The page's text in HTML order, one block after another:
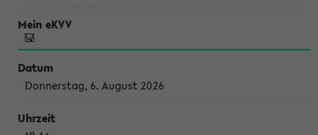
Donnerstag, 6. August 2026